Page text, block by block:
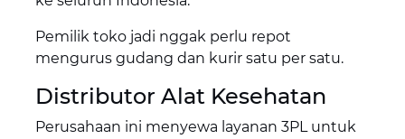
Pemilik toko jadi nggak perlu repot
mengurus gudang dan kurir satu per satu.
Distributor Alat Kesehatan
Perusahaan ini menyewa layanan 3PL untuk